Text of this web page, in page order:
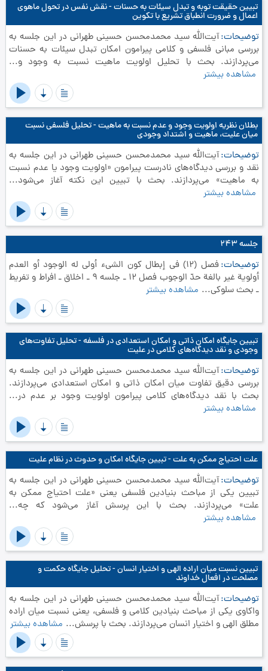
تبیین حقیقت توبه و تبدل سیئات به حسنات - نقش نفس در تحول ماهوی
اعمال و ضرورت انطباق تشریع با تکوین
توضیحات آیت‌الله سید محمدمحسن حسینی طهرانی در این جلسه به
بررسی مبانی فلسفی و کلامی پیرامون امکان تبدل سیئات به حسنات
می‌پردازند. بحث با تحلیل اولویت ماهیت نسبت به وجود و...
مشاهده بیشتر
بطلان نظریه اولویت وجود و عدم نسبت به ماهیت - تحلیل فلسفی نسبت
میان علیت، ماهیت و اشتداد وجودی
توضیحات آیت‌الله سید محمدمحسن حسینی طهرانی در این جلسه به
نقد و بررسی دیدگاه‌های نادرست پیرامون «اولویت وجود یا عدم نسبت
به ماهیت» می‌پردازند. بحث با تبیین این نکته آغاز می‌شود...
مشاهده بیشتر
جلسه ۲۴۳
توضیحات
فصل (12) في إبطال كون الشي‏ء أولی له الوجود أو العدم
أولوية غير بالغة حدّ الوجوب‏ فصل 12 ـ جلسه 9 ـ اخلاق ـ افراط و تفریط
ـ بحث سلوکی... مشاهده بیشتر
تبیین جایگاه امکان ذاتی و امکان استعدادی در فلسفه - تحلیل تفاوت‌های
وجودی و نقد دیدگاه‌های کلامی در علیت
توضیحات آیت‌الله سید محمدمحسن حسینی طهرانی در این جلسه به
بررسی دقیق تفاوت میان امکان ذاتی و امکان استعدادی می‌پردازند.
بحث با نقد دیدگاه‌های کلامی پیرامون اولویت وجود بر عدم در...
مشاهده بیشتر
علت احتیاج ممکن به علت - تبیین جایگاه امکان و حدوث در نظام علیت
توضیحات آیت‌الله سید محمدمحسن حسینی طهرانی در این جلسه به
تبیین یکی از مباحث بنیادین فلسفی یعنی «علت احتیاج ممکن به
علت» می‌پردازند. بحث با این پرسش آغاز می‌شود که چه...
مشاهده بیشتر
تبیین نسبت میان اراده الهی و اختیار انسان - تحلیل جایگاه حکمت و
مصلحت در افعال خداوند
توضیحات آیت‌الله سید محمدمحسن حسینی طهرانی در این جلسه به
واکاوی یکی از مباحث بنیادین کلامی و فلسفی، یعنی نسبت میان اراده
مطلق الهی و اختیار انسان می‌پردازند. بحث با پرسش... مشاهده بیشتر